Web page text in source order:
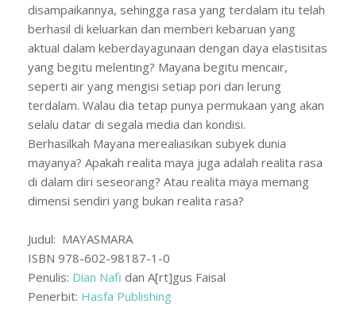
disampaikannya, sehingga rasa yang terdalam itu telah
berhasil di keluarkan dan memberi kebaruan yang
aktual dalam keberdayagunaan dengan daya elastisitas
yang begitu melenting? Mayana begitu mencair,
seperti air yang mengisi setiap pori dan lerung
terdalam. Walau dia tetap punya permukaan yang akan
selalu datar di segala media dan kondisi.
Berhasilkah Mayana merealiasikan subyek dunia
mayanya? Apakah realita maya juga adalah realita rasa
di dalam diri seseorang? Atau realita maya memang
dimensi sendiri yang bukan realita rasa?
Judul: MAYASMARA
ISBN 978-602-98187-1-0
Penulis: Dian Nafi dan A[rt]gus Faisal
Penerbit: Hasfa Publishing